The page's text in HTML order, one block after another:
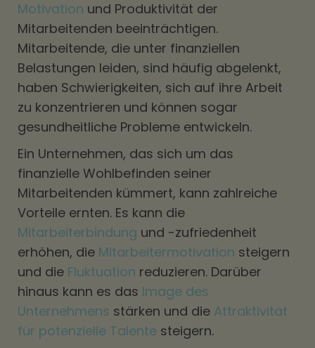
Motivation und Produktivität der
Mitarbeitenden beeinträchtigen.
Mitarbeitende, die unter finanziellen
Belastungen leiden, sind häufig abgelenkt,
haben Schwierigkeiten, sich auf ihre Arbeit
zu konzentrieren und können sogar
gesundheitliche Probleme entwickeln.
Ein Unternehmen, das sich um das
finanzielle Wohlbefinden seiner
Mitarbeitenden kümmert, kann zahlreiche
Vorteile ernten. Es kann die
Mitarbeiterbindung und -zufriedenheit
erhöhen, die Mitarbeitermotivation steigern
und die Fluktuation reduzieren. Darüber
hinaus kann es das Image des
Unternehmens stärken und die Attraktivität
für potenzielle Talente steigern.